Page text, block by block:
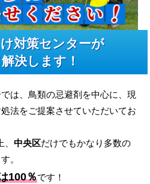
対策センターが
決します！
は、鳥類の忌避剤を中心に、現
法をご提案させていただいてお
中央区だけでもかなり多数の
。
100％です！